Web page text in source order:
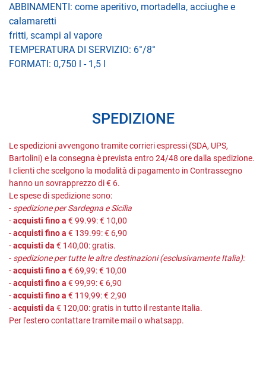
ABBINAMENTI: come aperitivo, mortadella, acciughe e
calamaretti
fritti, scampi al vapore
TEMPERATURA DI SERVIZIO: 6°/8°
FORMATI: 0,750 l - 1,5 l
SPEDIZIONE
Le spedizioni avvengono tramite corrieri espressi (SDA, UPS,
Bartolini) e la consegna è prevista entro 24/48 ore dalla spedizione.
I clienti che scelgono la modalità di pagamento in Contrassegno
hanno un sovrapprezzo di € 6.
Le spese di spedizione sono:
- spedizione per Sardegna e Sicilia
-acquisti fino a € 99.99: € 10,00
-acquisti fino a € 139.99: € 6,90
-acquisti da € 140,00: gratis.
- spedizione per tutte le altre destinazioni (esclusivamente Italia):
-acquisti fino a € 69,99: € 10,00
-acquisti fino a € 99,99: € 6,90
-acquisti fino a € 119,99: € 2,90
-acquisti da € 120,00: gratis in tutto il restante Italia.
Per l'estero contattare tramite mail o whatsapp.